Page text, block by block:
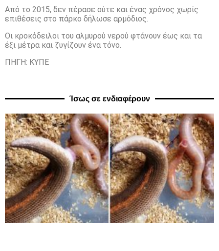
Από το 2015, δεν πέρασε ούτε και ένας χρόνος χωρίς
επιθέσεις στο πάρκο δήλωσε αρμόδιος.
Οι κροκόδειλοι του αλμυρού νερού φτάνουν έως και τα
έξι μέτρα και ζυγίζουν ένα τόνο.
ΠΗΓΗ: ΚΥΠΕ
Ίσως σε ενδιαφέρουν